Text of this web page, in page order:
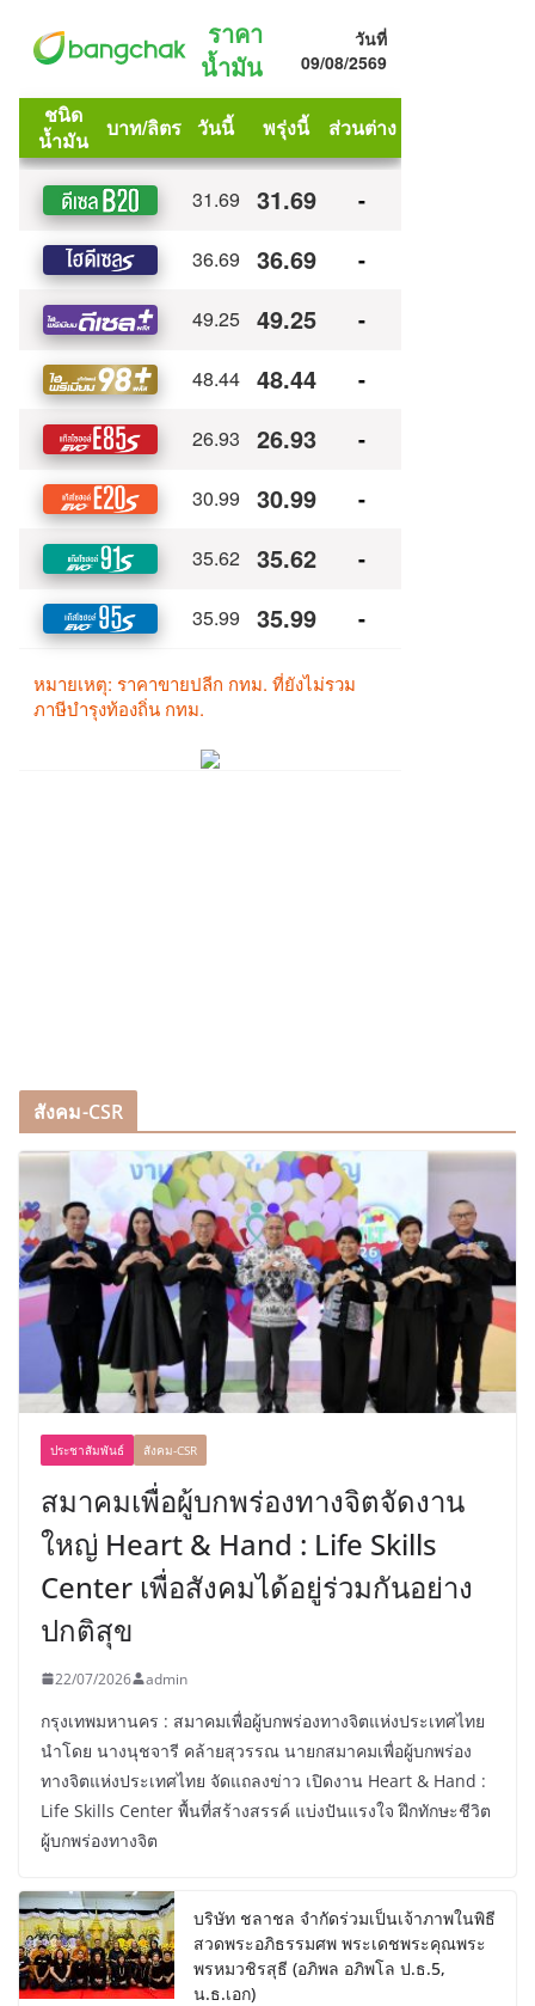
สังคม-CSR
ประชาสัมพันธ์ สังคม-CSR
สมาคมเพื่อผู้บกพร่องทางจิตจัดงาน
ใหญ่ Heart & Hand : Life Skills
Center เพื่อสังคมได้อยู่ร่วมกันอย่าง
ปกติสุข
22/07/2026 admin
กรุงเทพมหานคร : สมาคมเพื่อผู้บกพร่องทางจิตแห่งประเทศไทย
นำโดย นางนุชจารี คล้ายสุวรรณ นายกสมาคมเพื่อผู้บกพร่อง
ทางจิตแห่งประเทศไทย จัดแถลงข่าว เปิดงาน Heart & Hand :
Life Skills Center พื้นที่สร้างสรรค์ แบ่งปันแรงใจ ฝึกทักษะชีวิต
ผู้บกพร่องทางจิต
บริษัท ชลาชล จำกัดร่วมเป็นเจ้าภาพในพิธี
สวดพระอภิธรรมศพ พระเดชพระคุณพระ
พรหมวชิรสุธี (อภิพล อภิพโล ป.ธ.5,
น.ธ.เอก)